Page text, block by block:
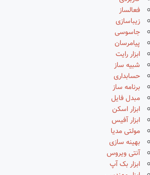
فعالساز
زیباسازی
جاسوسی
پیامرسان
ابزار رایت
شبیه ساز
حسابداری
برنامه ساز
مبدل فایل
ابزار اسکن
ابزار آفیس
مولتی مدیا
بهینه سازی
آنتی ویروس
ابزار بک آپ